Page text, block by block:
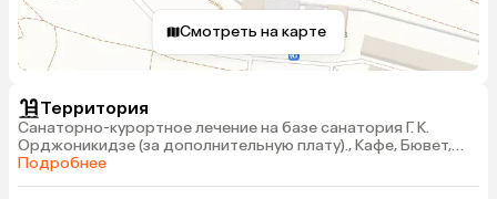
Смотреть на карте
Территория
Санаторно-курортное лечение на базе санатория Г. К.
Орджоникидзе (за дополнительную плату)., Кафе, Бювет,
Охраняемая автостоянка (платная)
Подробнее